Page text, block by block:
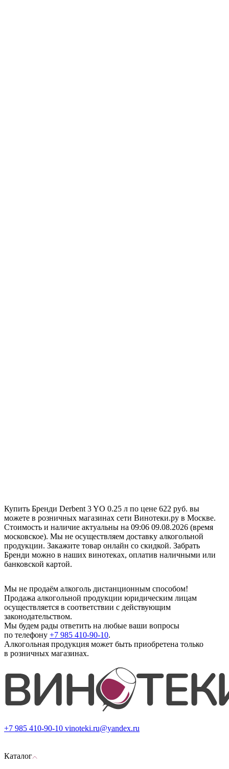
Купить Бренди Derbent 3 YO 0.25 л по цене 622 руб. вы
можете в розничных магазинах сети Винотеки.ру в Москве.
Стоимость и наличие актуальны на 09:06 09.08.2026 (время
московское). Мы не осуществляем доставку алкогольной
продукции. Закажите товар онлайн со скидкой. Забрать
Бренди можно в наших винотеках, оплатив наличными или
банковской картой.
Мы не продаём алкоголь дистанционным способом!
Продажа алкогольной продукции юридическим лицам
осуществляется в соответствии с действующим
законодательством.
Мы будем рады ответить на любые ваши вопросы
по телефону +7 985 410-90-10.
Алкогольная продукция может быть приобретена только
в розничных магазинах.
+7 985 410-90-10 vinoteki.ru@yandex.ru
Каталог